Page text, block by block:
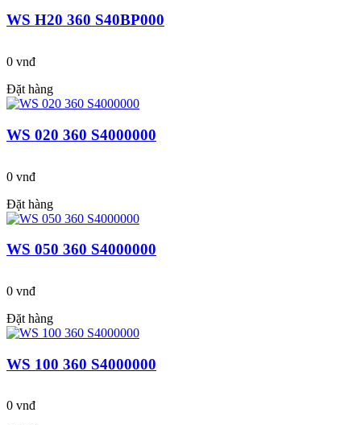
WS H20 360 S40BP000
0 vnđ
Đặt hàng
WS 020 360 S4000000
0 vnđ
Đặt hàng
WS 050 360 S4000000
0 vnđ
Đặt hàng
WS 100 360 S4000000
0 vnđ